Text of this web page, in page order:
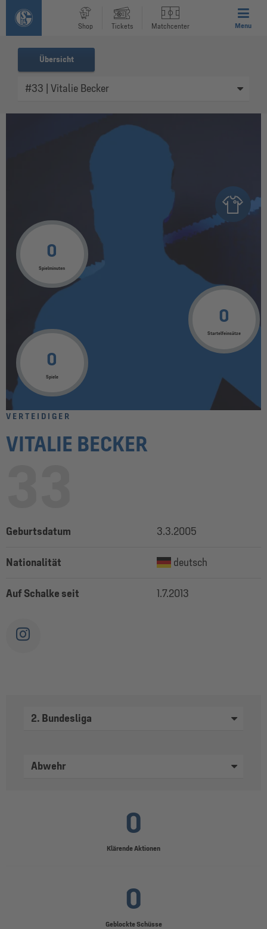
Shop Tickets Matchcenter Menu
Übersicht
0
Spielminuten
0
Spiele
0
Startelfeinsätze
VERTEIDIGER
VITALIE BECKER
Geburtsdatum 3.3.2005
Nationalität deutsch
Auf Schalke seit 1.7.2013
2. Bundesliga
Abwehr
Klärende Aktionen
0
Geblockte Schüsse
0